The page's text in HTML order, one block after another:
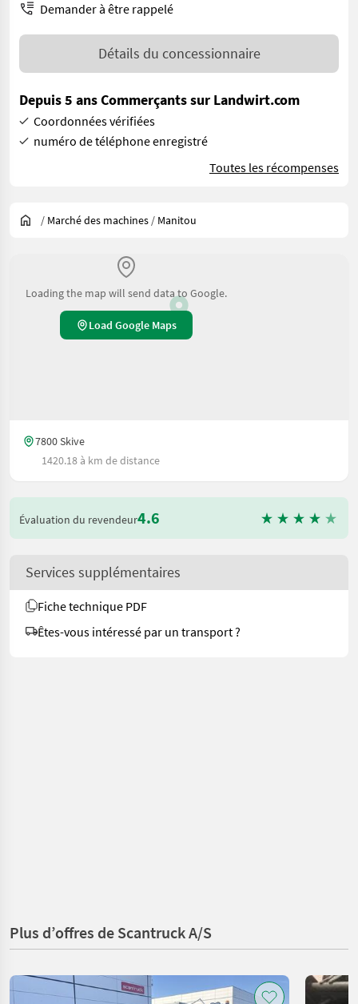
Demander à être rappelé
Détails du concessionnaire
Depuis 5 ans Commerçants sur Landwirt.com
Coordonnées vérifiées
numéro de téléphone enregistré
Toutes les récompenses
/ Marché des machines / Manitou
Loading the map will send data to Google.
Load Google Maps
7800 Skive
1420.18 à km de distance
Évaluation du revendeur4.6
Services supplémentaires
Fiche technique PDF
Êtes-vous intéressé par un transport ?
Plus d’offres de Scantruck A/S